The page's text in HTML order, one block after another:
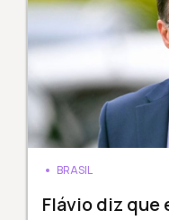
BRASIL
Flávio diz que